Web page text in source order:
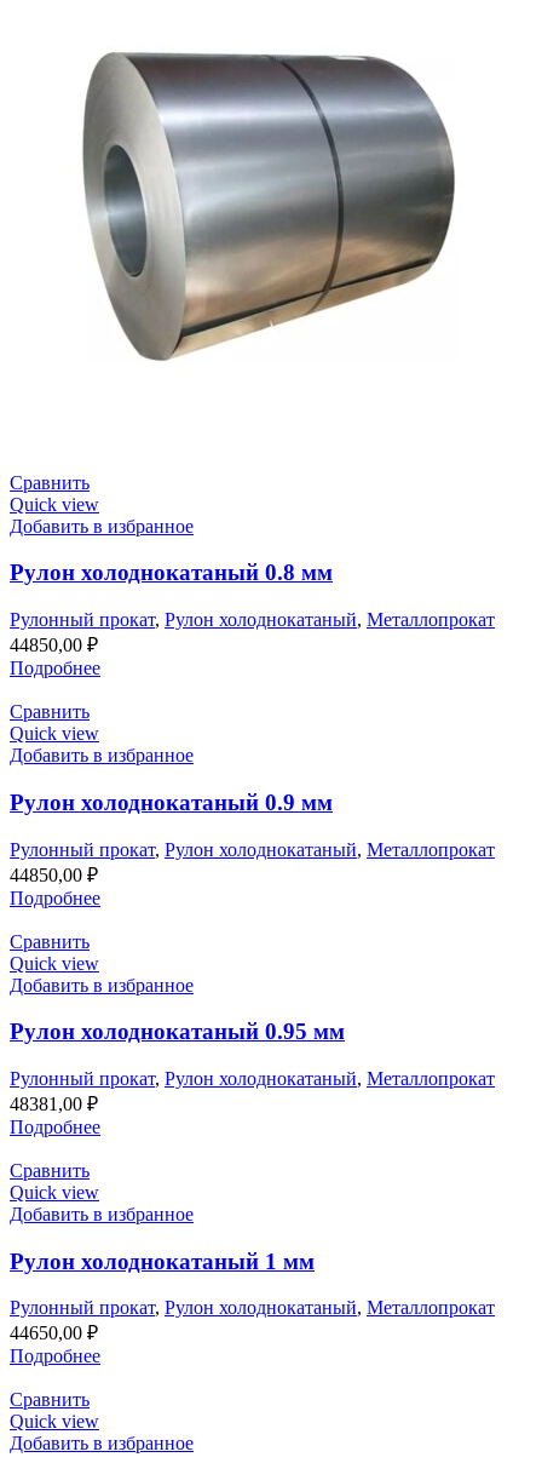
Сравнить
Quick view
Добавить в избранное
Рулон холоднокатаный 0.8 мм
Рулонный прокат, Рулон холоднокатаный, Металлопрокат
44850,00 ₽
Подробнее
Сравнить
Quick view
Добавить в избранное
Рулон холоднокатаный 0.9 мм
Рулонный прокат, Рулон холоднокатаный, Металлопрокат
44850,00 ₽
Подробнее
Сравнить
Quick view
Добавить в избранное
Рулон холоднокатаный 0.95 мм
Рулонный прокат, Рулон холоднокатаный, Металлопрокат
48381,00 ₽
Подробнее
Сравнить
Quick view
Добавить в избранное
Рулон холоднокатаный 1 мм
Рулонный прокат, Рулон холоднокатаный, Металлопрокат
44650,00 ₽
Подробнее
Сравнить
Quick view
Добавить в избранное